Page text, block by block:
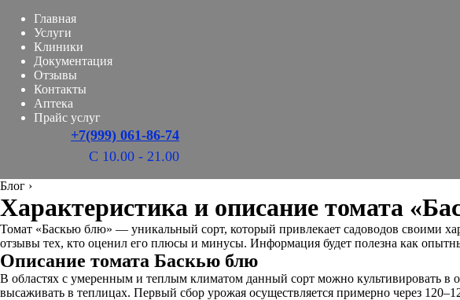
Главная
Услуги
Клиники
Документация
Отзывы
Контакты
Аптека
Прайс услуг
+7(999) 061-86-74
С 10.00 - 21.00
Блог ›
Характеристика и описание томата
Томат «Баскью блю» — уникальный сорт, который привлекает садоводов своими
отзывы тех, кто оценил его плюсы и минусы. Информация будет полезна как
Описание томата Баскью блю
В областях с умеренным и теплым климатом данный сорт можно культивировать
высаживать в теплицах. Первый сбор урожая осуществляется примерно через